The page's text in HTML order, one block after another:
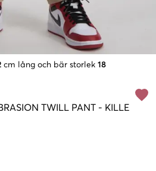
cm lång och bär storlek 18
TWILL PANT - KILLE